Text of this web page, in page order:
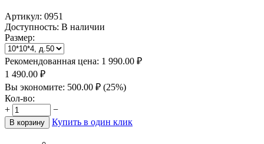
Артикул: 0951
Доступность: В наличии
Размер:
Рекомендованная цена: 1 990.00 ₽
1 490.00 ₽
Вы экономите: 500.00 ₽ (25%)
Кол-во:
+
−
В корзину Купить в один клик